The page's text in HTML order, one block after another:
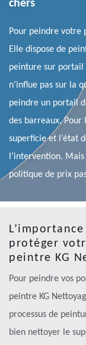
chers
Pour peindre votre
Elle dispose de
peinture sur portail
n’influe pas sur la
peindre un portail
des barreaux. Pour
superficie et l’état
l’intervention.
politique de prix
protéger
peintre KG
Pour peindre vos
peintre KG
processus de
bien nettoyer le